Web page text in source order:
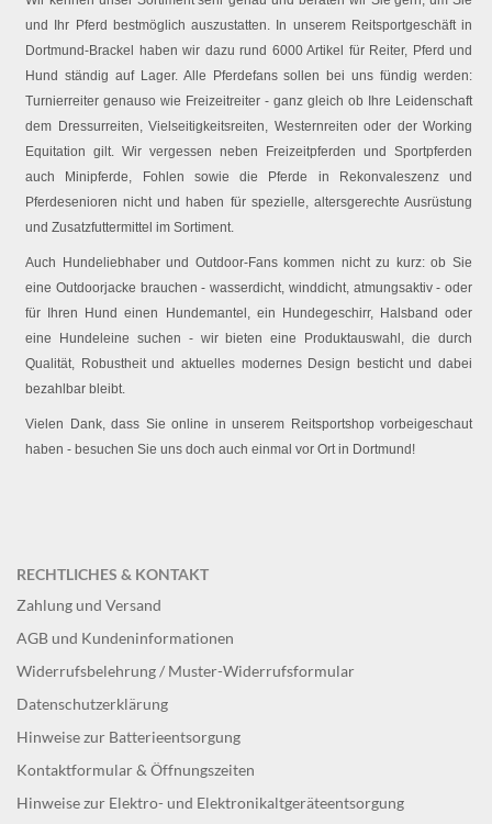
und Ihr Pferd bestmöglich auszustatten. In unserem Reitsportgeschäft in
Dortmund-Brackel haben wir dazu rund 6000 Artikel für Reiter, Pferd und
Hund ständig auf Lager. Alle Pferdefans sollen bei uns fündig werden:
Turnierreiter genauso wie Freizeitreiter - ganz gleich ob Ihre Leidenschaft
dem Dressurreiten, Vielseitigkeitsreiten, Westernreiten oder der Working
Equitation gilt. Wir vergessen neben Freizeitpferden und Sportpferden
auch Minipferde, Fohlen sowie die Pferde in Rekonvaleszenz und
Pferdesenioren nicht und haben für spezielle, altersgerechte Ausrüstung
und Zusatzfuttermittel im Sortiment.
Auch Hundeliebhaber und Outdoor-Fans kommen nicht zu kurz: ob Sie
eine Outdoorjacke brauchen - wasserdicht, winddicht, atmungsaktiv - oder
für Ihren Hund einen Hundemantel, ein Hundegeschirr, Halsband oder
eine Hundeleine suchen - wir bieten eine Produktauswahl, die durch
Qualität, Robustheit und aktuelles modernes Design besticht und dabei
bezahlbar bleibt.
Vielen Dank, dass Sie online in unserem Reitsportshop vorbeigeschaut
haben - besuchen Sie uns doch auch einmal vor Ort in Dortmund!
RECHTLICHES & KONTAKT
Zahlung und Versand
AGB und Kundeninformationen
Widerrufsbelehrung / Muster-Widerrufsformular
Datenschutzerklärung
Hinweise zur Batterieentsorgung
Kontaktformular & Öffnungszeiten
Hinweise zur Elektro- und Elektronikaltgeräteentsorgung